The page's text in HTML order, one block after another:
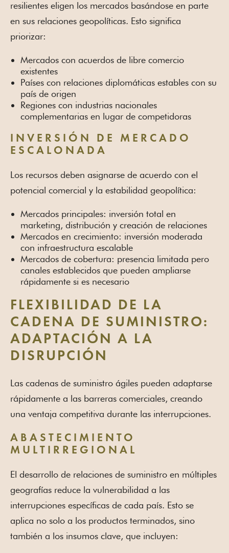
resilientes eligen los mercados basándose en parte
en sus relaciones geopolíticas. Esto significa
priorizar:
Mercados con acuerdos de libre comercio
existentes
Países con relaciones diplomáticas estables con su
país de origen
Regiones con industrias nacionales
complementarias en lugar de competidoras
INVERSIÓN DE MERCADO
ESCALONADA
Los recursos deben asignarse de acuerdo con el
potencial comercial y la estabilidad geopolítica:
Mercados principales: inversión total en
marketing, distribución y creación de relaciones
Mercados en crecimiento: inversión moderada
con infraestructura escalable
Mercados de cobertura: presencia limitada pero
canales establecidos que pueden ampliarse
rápidamente si es necesario
FLEXIBILIDAD DE LA
CADENA DE SUMINISTRO:
ADAPTACIÓN A LA
DISRUPCIÓN
Las cadenas de suministro ágiles pueden adaptarse
rápidamente a las barreras comerciales, creando
una ventaja competitiva durante las interrupciones.
ABASTECIMIENTO
MULTIRREGIONAL
El desarrollo de relaciones de suministro en múltiples
geografías reduce la vulnerabilidad a las
interrupciones específicas de cada país. Esto se
aplica no solo a los productos terminados, sino
también a los insumos clave, que incluyen: